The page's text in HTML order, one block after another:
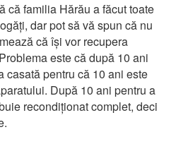
că familia Hărău a făcut toate
dar pot să vă spun că nu
că își vor recupera
este că după 10 ani
casată pentru că 10 ani este
După 10 ani pentru a
recondiționat complet, deci